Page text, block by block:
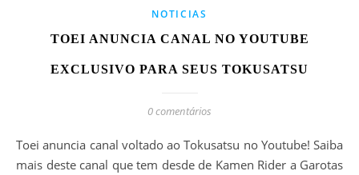
NOTICIAS
TOEI ANUNCIA CANAL NO YOUTUBE
EXCLUSIVO PARA SEUS TOKUSATSU
0 comentários
Toei anuncia canal voltado ao Tokusatsu no Youtube! Saiba
mais deste canal que tem desde de Kamen Rider a Garotas